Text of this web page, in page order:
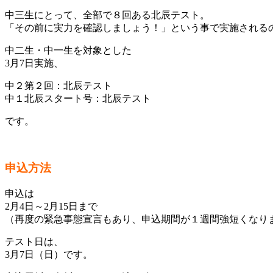
中三生にとって、全部で８回ある北辰テスト。
「その前に実力を確認しましょう！」という事で実施される
中二生・中一生を対象とした
3月7日実施、
中２第２回：北辰テスト
中１北辰スタート号：北辰テスト
です。
申込方法
申込は
2月4日～2月15日まで
（再度の緊急事態宣言もあり、申込期間が１週間強短くなり
テスト日は、
3月7日（日）です。